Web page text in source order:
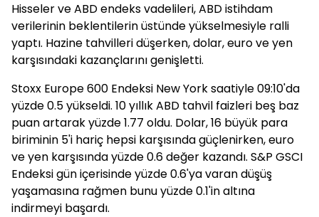
Hisseler ve ABD endeks vadelileri, ABD istihdam
verilerinin beklentilerin üstünde yükselmesiyle ralli
yaptı. Hazine tahvilleri düşerken, dolar, euro ve yen
karşısındaki kazançlarını genişletti.
Stoxx Europe 600 Endeksi New York saatiyle 09:10'da
yüzde 0.5 yükseldi. 10 yıllık ABD tahvil faizleri beş baz
puan artarak yüzde 1.77 oldu. Dolar, 16 büyük para
biriminin 5'i hariç hepsi karşısında güçlenirken, euro
ve yen karşısında yüzde 0.6 değer kazandı. S&P GSCI
Endeksi gün içerisinde yüzde 0.6'ya varan düşüş
yaşamasına rağmen bunu yüzde 0.1'in altına
indirmeyi başardı.